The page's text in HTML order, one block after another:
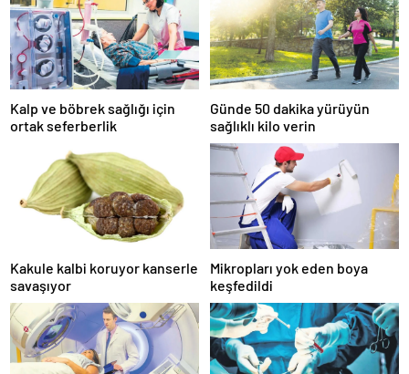
Kalp ve böbrek sağlığı için
ortak seferberlik
Günde 50 dakika yürüyün
sağlıklı kilo verin
Kakule kalbi koruyor kanserle
savaşıyor
Mikropları yok eden boya
keşfedildi